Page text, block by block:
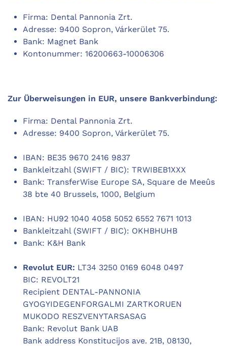
Firma: Dental Pannonia Zrt.
Adresse: 9400 Sopron, Várkerület 75.
Bank: Magnet Bank
Kontonummer: 16200663-10006306
Zur Überweisungen in EUR, unsere Bankverbindung:
Firma: Dental Pannonia Zrt.
Adresse: 9400 Sopron, Várkerület 75.
IBAN: BE35 9670 2416 9837
Bankleitzahl (SWIFT / BIC): TRWIBEB1XXX
Bank: TransferWise Europe SA, Square de Meeûs
38 bte 40 Brussels, 1000, Belgium
IBAN: HU92 1040 4058 5052 6552 7671 1013
Bankleitzahl (SWIFT / BIC): OKHBHUHB
Bank: K&H Bank
Revolut EUR: LT34 3250 0169 6048 0497
BIC: REVOLT21
Recipient DENTAL-PANNONIA
GYOGYIDEGENFORGALMI ZARTKORUEN
MUKODO RESZVENYTARSASAG
Bank: Revolut Bank UAB
Bank address Konstitucijos ave. 21B, 08130,